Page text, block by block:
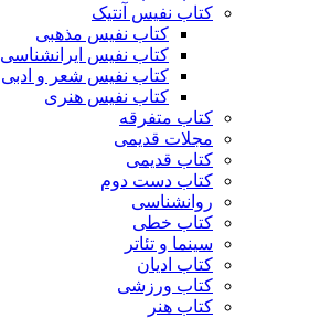
کتاب نفیس آنتیک
کتاب نفیس مذهبی
کتاب نفیس ایرانشناسی
کتاب نفیس شعر و ادبی
کتاب نفیس هنری
کتاب متفرقه
مجلات قدیمی
کتاب قدیمی
کتاب دست دوم
روانشناسی
کتاب خطی
سینما و تئاتر
کتاب ادیان
کتاب ورزشی
کتاب هنر